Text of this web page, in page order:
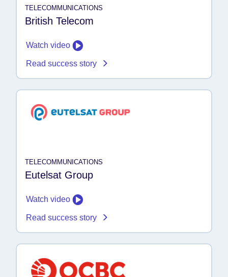
TELECOMMUNICATIONS
British Telecom
Watch video
Read success story
TELECOMMUNICATIONS
Eutelsat Group
Watch video
Read success story